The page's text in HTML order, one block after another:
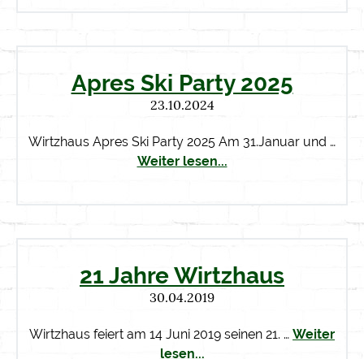
Apres Ski Party 2025
23.10.2024
Wirtzhaus Apres Ski Party 2025 Am 31.Januar und …
Weiter lesen...
21 Jahre Wirtzhaus
30.04.2019
Wirtzhaus feiert am 14 Juni 2019 seinen 21. … Weiter
lesen...